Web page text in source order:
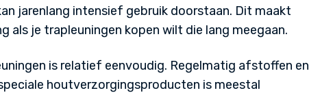
jarenlang intensief gebruik doorstaan. Dit maakt
als je trapleuningen kopen wilt die lang meegaan.
is relatief eenvoudig. Regelmatig afstoffen en
houtverzorgingsproducten is meestal